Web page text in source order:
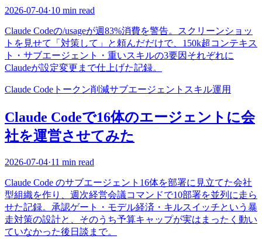
2026-07-04·10 min read
Claude Codeの/usageが週83%消費を警告。スクリーンショッ
トを見せて「対策して」と頼んだだけで、150k超コンテキス
ト・サブエージェント・重いスキルの3要因それぞれに
Claudeが設定変更まで仕上げた記録。
Claude Code トークン削減サブエージェント スキル運用
Claude Codeで16体のエージェントに会
社を運営させてみた
2026-07-04·11 min read
Claude Code のサブエージェント16体を部署に見立てた会社
型組織を作り、週次経営会議コマンドで10部署を並列に走ら
せた記録。承認ゲート・モデル経済・キルスイッチという暴
走対策の設計と、そのうち予算キャップが実はまったく動い
ていなかった後日談まで。